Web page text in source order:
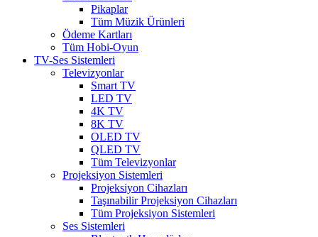
Pikaplar
Tüm Müzik Ürünleri
Ödeme Kartları
Tüm Hobi-Oyun
TV-Ses Sistemleri
Televizyonlar
Smart TV
LED TV
4K TV
8K TV
OLED TV
QLED TV
Tüm Televizyonlar
Projeksiyon Sistemleri
Projeksiyon Cihazları
Taşınabilir Projeksiyon Cihazları
Tüm Projeksiyon Sistemleri
Ses Sistemleri